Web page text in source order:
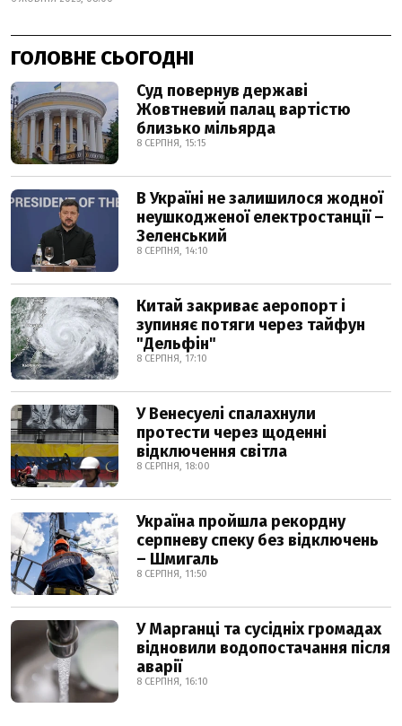
ГОЛОВНЕ СЬОГОДНІ
Суд повернув державі
Жовтневий палац вартістю
близько мільярда
8 СЕРПНЯ, 15:15
В Україні не залишилося жодної
неушкодженої електростанції –
Зеленський
8 СЕРПНЯ, 14:10
Китай закриває аеропорт і
зупиняє потяги через тайфун
"Дельфін"
8 СЕРПНЯ, 17:10
У Венесуелі спалахнули
протести через щоденні
відключення світла
8 СЕРПНЯ, 18:00
Україна пройшла рекордну
серпневу спеку без відключень
– Шмигаль
8 СЕРПНЯ, 11:50
У Марганці та сусідніх громадах
відновили водопостачання після
аварії
8 СЕРПНЯ, 16:10